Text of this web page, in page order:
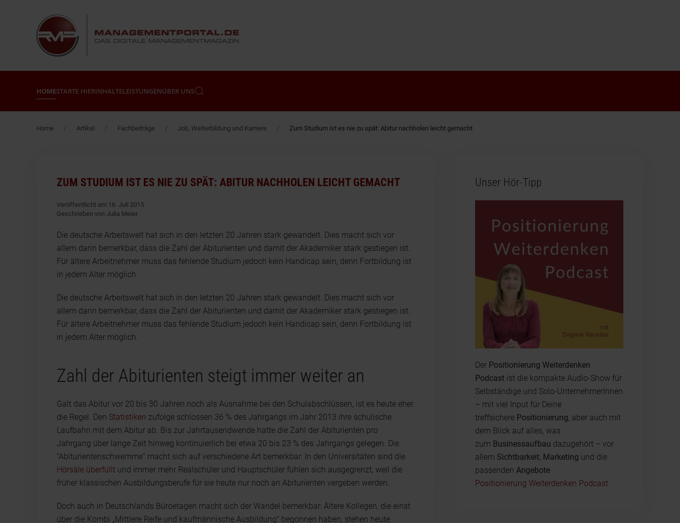
Zum Hauptinhalt springen
HOMESTARTE HIERINHALTELEISTUNGENÜBER UNS
Home Artikel Fachbeiträge Job, Weiterbildung und Karriere Zum Studium ist es nie zu spät: Abitur nachholen leicht gemacht
ZUM STUDIUM IST ES NIE ZU SPÄT: ABITUR NACHHOLEN LEICHT GEMACHT
Veröffentlicht am 16. Juli 2015
Geschrieben von Julia Meier
Die deutsche Arbeitswelt hat sich in den letzten 20 Jahren stark gewandelt. Dies macht sich vor
allem darin bemerkbar, dass die Zahl der Abiturienten und damit der Akademiker stark gestiegen ist.
Für ältere Arbeitnehmer muss das fehlende Studium jedoch kein Handicap sein, denn Fortbildung ist
in jedem Alter möglich.
Die deutsche Arbeitswelt hat sich in den letzten 20 Jahren stark gewandelt. Dies macht sich vor
allem darin bemerkbar, dass die Zahl der Abiturienten und damit der Akademiker stark gestiegen ist.
Für ältere Arbeitnehmer muss das fehlende Studium jedoch kein Handicap sein, denn Fortbildung ist
in jedem Alter möglich.
Zahl der Abiturienten steigt immer weiter an
Galt das Abitur vor 20 bis 30 Jahren noch als Ausnahme bei den Schulabschlüssen, ist es heute eher
die Regel. Den Statistiken zufolge schlossen 36 % des Jahrgangs im Jahr 2013 ihre schulische
Laufbahn mit dem Abitur ab. Bis zur Jahrtausendwende hatte die Zahl der Abiturienten pro
Jahrgang über lange Zeit hinweg kontinuierlich bei etwa 20 bis 23 % des Jahrgangs gelegen. Die
"Abiturientenschwemme" macht sich auf verschiedene Art bemerkbar: In den Universitäten sind die
Hörsäle überfüllt und immer mehr Realschüler und Hauptschüler fühlen sich ausgegrenzt, weil die
früher klassischen Ausbildungsberufe für sie heute nur noch an Abiturienten vergeben werden.
Doch auch in Deutschlands Büroetagen macht sich der Wandel bemerkbar: Ältere Kollegen, die einst
über die Kombi „Mittlere Reife und kaufmännische Ausbildung“ begonnen haben, stehen heute
Unser Hör-Tipp
Der Positionierung Weiterdenken
Podcastist die kompakte Audio-Show für
Selbständige und Solo-UnternehmerInnen
– mit viel Input für Deine
treffsichere Positionierung, aber auch mit
dem Blick auf alles, was
zum Businessaufbau dazugehört – vor
allem Sichtbarkeit, Marketing und die
passenden Angebote
Positionierung Weiterdenken Podcast